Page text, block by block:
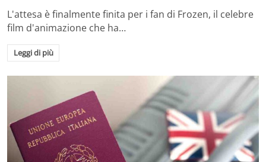
L'attesa è finalmente finita per i fan di Frozen, il celebre
film d'animazione che ha…
Leggi di più